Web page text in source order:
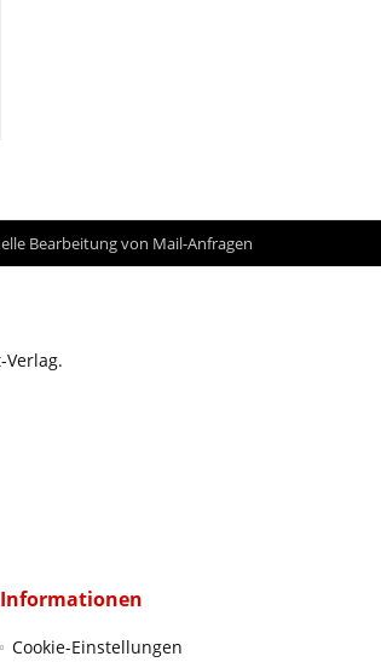
Bearbeitung von Mail-Anfragen
Informationen
Cookie-Einstellungen